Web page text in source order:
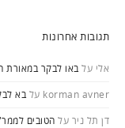
תגובות אחרונות
אלי עלבאו לבקר במאורת
korman avner עלבא
דן תל ניר על הטובים